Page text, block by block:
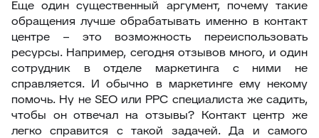
Еще один существенный аргумент, почему такие
обращения лучше обрабатывать именно в контакт
центре – это возможность переиспользовать
ресурсы. Например, сегодня отзывов много, и один
сотрудник в отделе маркетинга с ними не
справляется. И обычно в маркетинге ему некому
помочь. Ну не SEO или PPC специалиста же садить,
чтобы он отвечал на отзывы? Контакт центр же
легко справится с такой задачей. Да и самого